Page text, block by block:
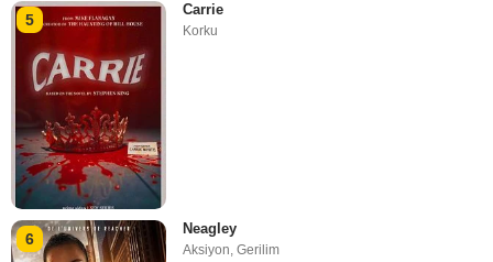
5
Carrie
Korku
6
Neagley
Aksiyon ,Gerilim